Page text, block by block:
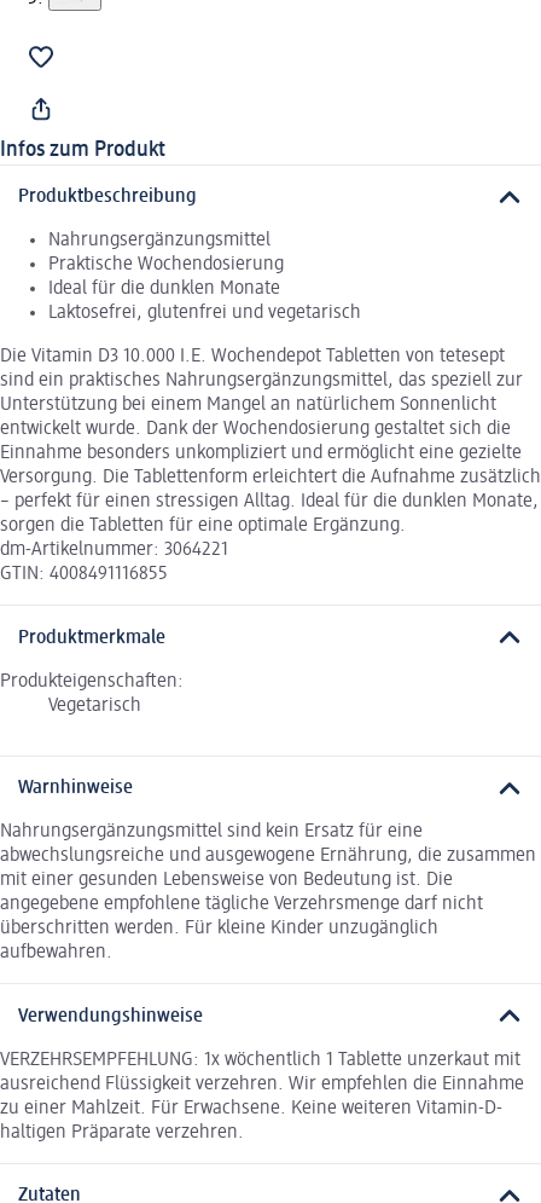
Infos zum Produkt
Produktbeschreibung
Nahrungsergänzungsmittel
Praktische Wochendosierung
Ideal für die dunklen Monate
Laktosefrei, glutenfrei und vegetarisch
Die Vitamin D3 10.000 I.E. Wochendepot Tabletten von tetesept
sind ein praktisches Nahrungsergänzungsmittel, das speziell zur
Unterstützung bei einem Mangel an natürlichem Sonnenlicht
entwickelt wurde. Dank der Wochendosierung gestaltet sich die
Einnahme besonders unkompliziert und ermöglicht eine gezielte
Versorgung. Die Tablettenform erleichtert die Aufnahme zusätzlich
– perfekt für einen stressigen Alltag. Ideal für die dunklen Monate,
sorgen die Tabletten für eine optimale Ergänzung.
dm-Artikelnummer: 3064221
GTIN: 4008491116855
Produktmerkmale
Produkteigenschaften:
Vegetarisch
Warnhinweise
Nahrungsergänzungsmittel sind kein Ersatz für eine
abwechslungsreiche und ausgewogene Ernährung, die zusammen
mit einer gesunden Lebensweise von Bedeutung ist. Die
angegebene empfohlene tägliche Verzehrsmenge darf nicht
überschritten werden. Für kleine Kinder unzugänglich
aufbewahren.
Verwendungshinweise
VERZEHRSEMPFEHLUNG: 1x wöchentlich 1 Tablette unzerkaut mit
ausreichend Flüssigkeit verzehren. Wir empfehlen die Einnahme
zu einer Mahlzeit. Für Erwachsene. Keine weiteren Vitamin-D-
haltigen Präparate verzehren.
Zutaten